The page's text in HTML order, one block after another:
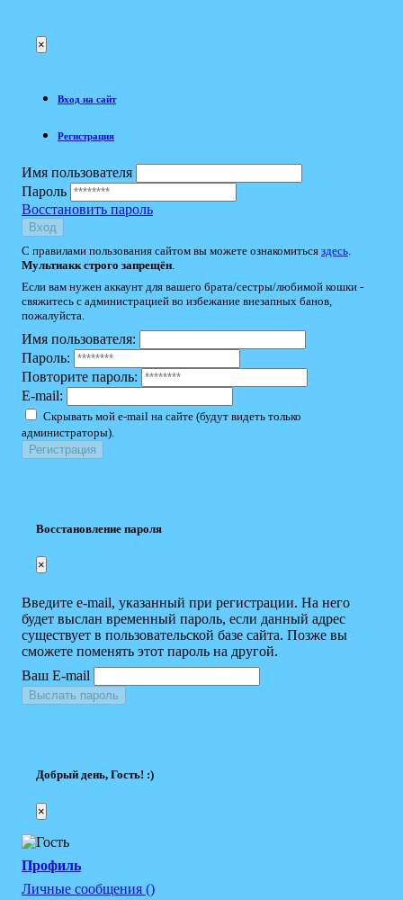
×
Вход на сайт
Регистрация
Имя пользователя
Пароль
Восстановить пароль
Вход
С правилами пользования сайтом вы можете ознакомиться здесь
Мультиакк строго запрещён
Если вам нужен аккаунт для вашего брата/сестры/любимой кошки -
свяжитесь с администрацией во избежание внезапных банов,
пожалуйста.
Имя пользователя:
Пароль:
Повторите пароль:
E-mail:
Скрывать мой e-mail на сайте (будут видеть только
администраторы).
Восстановление пароля
×
Введите e-mail, указанный при регистрации. На него
будет выслан временный пароль, если данный адрес
существует в пользовательской базе сайта. Позже вы
сможете поменять этот пароль на другой.
Ваш E-mail
Выслать пароль
Добрый день, Гость! :)
×
Профиль
Личные сообщения ()